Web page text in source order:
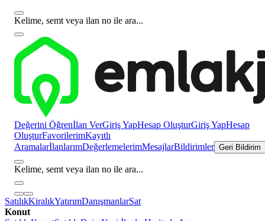
Kelime, semt veya ilan no ile ara...
Değerini Öğrenİlan VerGiriş YapHesap OluşturGiriş YapHesap
OluşturFavorilerimKayıtlı
AramalarİlanlarımDeğerlemelerimMesajlarBildirimler Geri Bildirim
Kelime, semt veya ilan no ile ara...
SatılıkKiralıkYatırımDanışmanlarSat
Konut